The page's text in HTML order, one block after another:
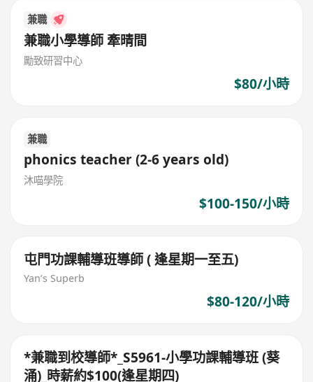
兼職
兼職小學導師 牽晴間
勵致研習中心
$80/小時
兼職
phonics teacher (2-6 years old)
沐喵學院
$100-150/小時
屯門功課輔導班導師 ( 逢星期一至五)
Yan’s Superb
$80-120/小時
*兼職到校導師*_S5961-小學功課輔導班 (葵
涌)_時薪約$100(逢星期四)